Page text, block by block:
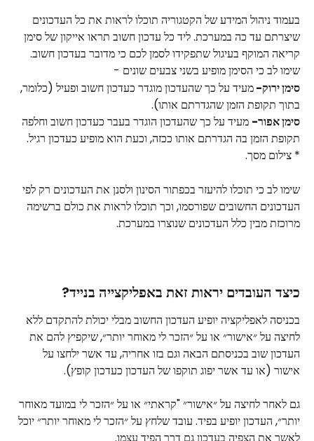
בעמוד ניהול המידע של הקטגוריה תוכלו לראות את כל העדכונים
שיצרתם עד כה במערכת. ליד כל עדכון חשוב תראו אייקון של סימן
קריאה המוקף בעיגול שתפקידו לסמן לכם כי מדובר בעדכון חשוב.
שימו לב כי הסימן מופיע בשני צבעים שונים -
סימן ירוק- מעיד על כך שהעדכון מוגדר כעדכון חשוב ופעיל (כלומר,
בתוך תקופת הזמן שהגדרתם אותו).
סימן אפור- מעיד על כך שהעדכון הוגדר בעבר כעדכון חשוב וחלפה
תקופת הזמן בה הגדרתם אותו ככזה, וכעת הוא מופיע כעדכון רגיל.
* צילום מסך.
שימו לב כי תוכלו להיעזר בכפתור הסינון ולסנן את העדכונים רק לפי
העדכונים החשובים שפורסמו, וכך תוכלו לראות את כולם ברשימה
מרוכזת מבין כלל העדכונים שנוצרו במערכת.
כיצד העובדים יראות זאת באפליקצייה בנייד?
בכניסה לאפליקציה יופיע העדכון החשוב מבלי יכולת להתקדם ללא
לחיצה על ״אישור״ או על ״הזכר לי מאוחר יותר״,שיקפיץ להם את
העדכון שוב בכניסתם הבאה וגם בזו אחריה, עד אשר ילחצו על
אישור (או עד אשר יפוג תוקפו של העדכון כעדכון קופץ).
גם לאחר לחיצה על ״אישור״ "קראתי״ או על ״הזכר לי במועד מאוחר
יותר״, העדכון יופיע בפיד. עובד שלחץ על ״הזכר לי מאוחר יותר״ יוכל